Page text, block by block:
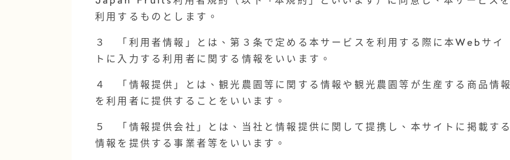
利用するものとします。
３ 「利用者情報」とは、第３条で定める本サービスを利用する際に本Webサイ
トに入力する利用者に関する情報をいいます。
４ 「情報提供」とは、観光農園等に関する情報や観光農園等が生産する商品情報
を利用者に提供することをいいます。
５ 「情報提供会社」とは、当社と情報提供に関して提携し、本サイトに掲載する
情報を提供する事業者等をいいます。